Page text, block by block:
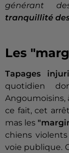
générant
tranquillité
Les
Tapages
quotidien
Angoumoisins,
ce fait, cet
mas les
chiens
voie publique.